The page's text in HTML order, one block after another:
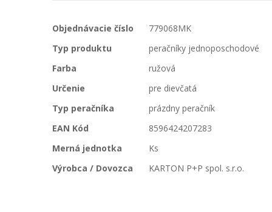
Viac
informácií
Objednávacie číslo
779068MK
Typ produktu
peračníky jednoposchodové
Farba
ružová
Určenie
pre dievčatá
Typ peračníka
prázdny peračník
EAN Kód
8596424207283
Merná jednotka
Ks
Výrobca / Dovozca
KARTON P+P spol. s.r.o.